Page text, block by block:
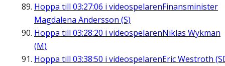
Hoppa till 03:27:06 i videospelarenFinansminister
Magdalena Andersson (S)
Hoppa till 03:28:20 i videospelarenNiklas Wykman
(M)
Hoppa till 03:38:50 i videospelarenEric Westroth